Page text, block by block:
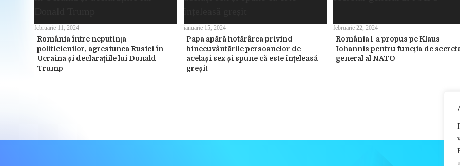
România între neputința
politicienilor, agresiunea Rusiei în
Ucraina și declarațiile lui Donald
Trump
februarie 11, 2024
Papa apără hotărârea privind
binecuvântările persoanelor de
același sex și spune că este înțeleasă
greșit
ianuarie 15, 2024
România l-a propus pe Klaus
Iohannis pentru funcția de
general al NATO
februarie 22, 2024